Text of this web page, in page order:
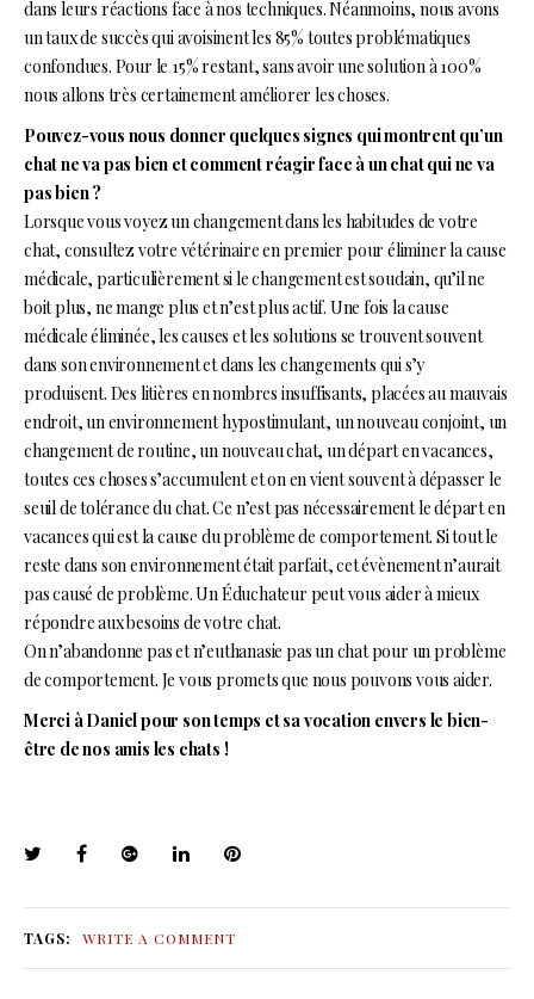
dans leurs réactions face à nos techniques. Néanmoins, nous avons
un taux de succès qui avoisinent les 85% toutes problématiques
confondues. Pour le 15% restant, sans avoir une solution à 100%
nous allons très certainement améliorer les choses.
Pouvez-vous nous donner quelques signes qui montrent qu’un
chat ne va pas bien et comment réagir face à un chat qui ne va
pas bien ?
Lorsque vous voyez un changement dans les habitudes de votre
chat, consultez votre vétérinaire en premier pour éliminer la cause
médicale, particulièrement si le changement est soudain, qu’il ne
boit plus, ne mange plus et n’est plus actif. Une fois la cause
médicale éliminée, les causes et les solutions se trouvent souvent
dans son environnement et dans les changements qui s’y
produisent. Des litières en nombres insuffisants, placées au mauvais
endroit, un environnement hypostimulant, un nouveau conjoint, un
changement de routine, un nouveau chat, un départ en vacances,
toutes ces choses s’accumulent et on en vient souvent à dépasser le
seuil de tolérance du chat. Ce n’est pas nécessairement le départ en
vacances qui est la cause du problème de comportement. Si tout le
reste dans son environnement était parfait, cet évènement n’aurait
pas causé de problème. Un Éduchateur peut vous aider à mieux
répondre aux besoins de votre chat.
On n’abandonne pas et n’euthanasie pas un chat pour un problème
de comportement. Je vous promets que nous pouvons vous aider.
Merci à Daniel pour son temps et sa vocation envers le bien-
être de nos amis les chats !
TAGS: WRITE A COMMENT